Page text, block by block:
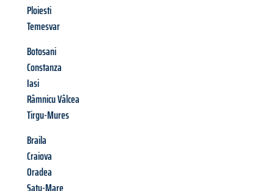
Ploiesti
Temesvar
Botosani
Constanza
Iasi
Râmnicu Vâlcea
Tirgu-Mures
Braila
Craiova
Oradea